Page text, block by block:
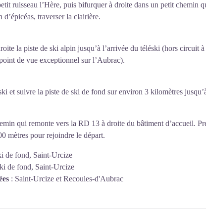
ruisseau l’Hère, puis bifurquer à droite dans un petit chemin
d’épicéas, traverser la clairière.
la piste de ski alpin jusqu’à l’arrivée du téléski (hors circuit
de vue exceptionnel sur l’Aubrac).
et suivre la piste de ski de fond sur environ 3 kilomètres
qui remonte vers la RD 13 à droite du bâtiment d’accueil.
mètres pour rejoindre le départ.
de fond, Saint-Urcize
de fond, Saint-Urcize
: Saint-Urcize et Recoules-d'Aubrac